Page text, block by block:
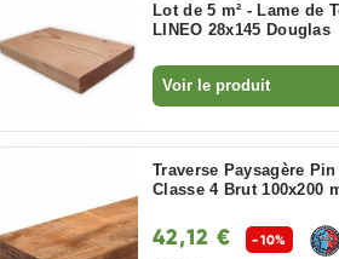
Lot de 5 m² - Lame de
LINEO 28x145 Douglas
Voir le produit
Traverse Paysagère
Classe 4 Brut 100x200
42,12 €
-10%